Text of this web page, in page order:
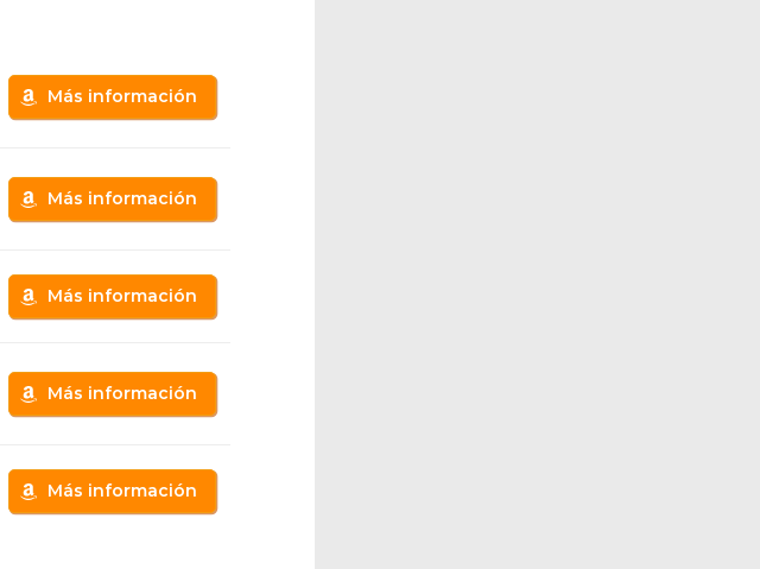
Más información
Más información
Más información
Más información
Más información